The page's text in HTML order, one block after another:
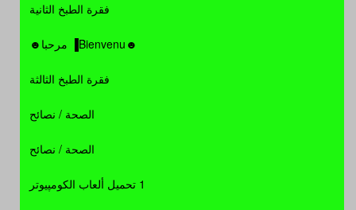
فقرة الطبخ الثانية
☻Bienvenu▐ مرحبا☻
فقرة الطبخ الثالثة
الصحة / نصائح
الصحة / نصائح
1 تحميل ألعاب الكومپيوتر